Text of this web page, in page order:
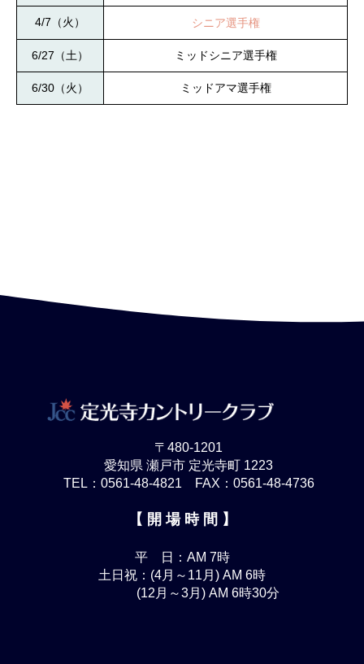
4/7（火） シニア選手権
6/27（土） ミッドシニア選手権
6/30（火） ミッドアマ選手権
〒480-1201
愛知県 瀬戸市 定光寺町 1223
TEL：0561-48-4821 FAX：0561-48-4736
【 開 場 時 間 】
平 日：AM 7時
土日祝：(4月～11月) AM 6時
(12月～3月) AM 6時30分